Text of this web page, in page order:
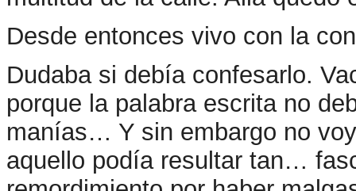
Desde entonces vivo con la
Dudaba si debía confesarlo.
porque la palabra escrita no
manías… Y sin embargo no
aquello podía resultar tan…